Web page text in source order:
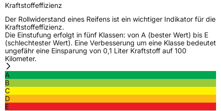
Kraftstoffeffizienz
Der Rollwiderstand eines Reifens ist ein wichtiger Indikator für die
Kraftstoffeffizienz.
Die Einstufung erfolgt in fünf Klassen: von A (bester Wert) bis E
(schlechtester Wert). Eine Verbesserung um eine Klasse bedeutet
ungefähr eine Einsparung von 0,1 Liter Kraftstoff auf 100
Kilometer.
A
B
C
D
E